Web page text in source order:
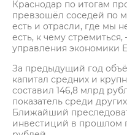
Краснодар по итогам
превзошёл соседей по
есть и отрасли, где мы
есть, к чему стремиться,
управления экономики
За предыдущий год
капитал средних и
составил 146,8 млрд
показатель среди
Ближайший
инвестиций в прошлом